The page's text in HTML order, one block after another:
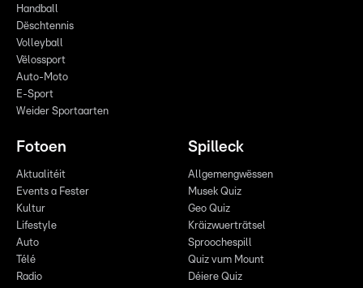
Handball
Dëschtennis
Volleyball
Vëlossport
Auto-Moto
E-Sport
Weider Sportaarten
Fotoen
Aktualitéit
Events a Fester
Kultur
Lifestyle
Auto
Télé
Radio
Spilleck
Allgemengwëssen
Musek Quiz
Geo Quiz
Kräizwuerträtsel
Sproochespill
Quiz vum Mount
Déiere Quiz